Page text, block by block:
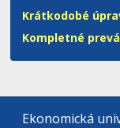
Krátkodobé
Kompletné
Ekonomická